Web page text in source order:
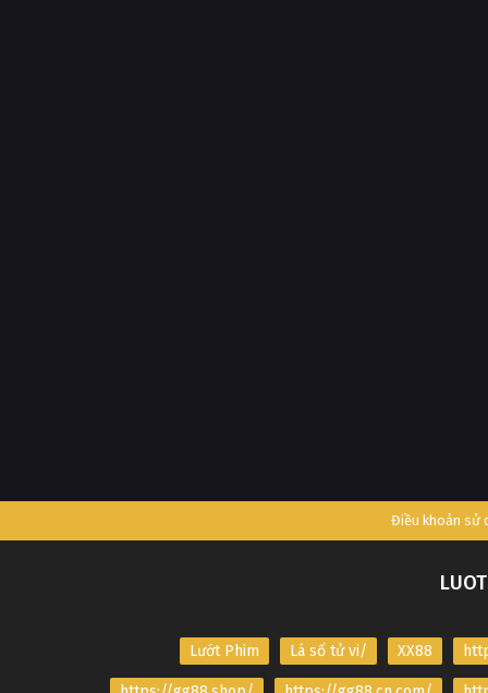
Điều khoản sử
Lướt Phim Lá số tử vi/ XX88